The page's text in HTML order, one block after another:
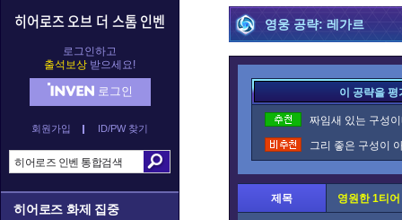
히어로즈 오브 더 스톰 인벤
로그인하고
출석보상 받으세요!
로그인
회원가입 ID/PW 찾기
히어로즈 화제 집중
영웅 공략: 레가르
이 공략을
짜임새 있는 구성
그리 좋은 구성이
제목 영원한 1티